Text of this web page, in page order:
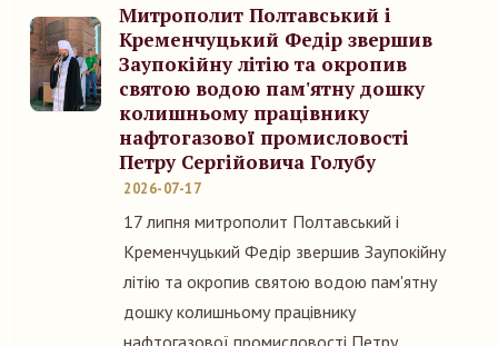
Митрополит Полтавський і
Кременчуцький Федір звершив
Заупокійну літію та окропив
святою водою пам'ятну дошку
колишньому працівнику
нафтогазової промисловості
Петру Сергійовича Голубу
2026-07-17
17 липня митрополит Полтавський і
Кременчуцький Федір звершив Заупокійну
літію та окропив святою водою пам'ятну
дошку колишньому працівнику
нафтогазової промисловості Петру